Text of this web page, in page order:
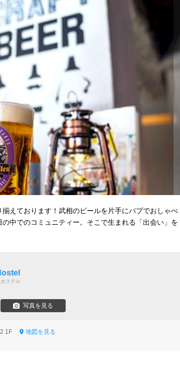
えております！武相のビールを片手にパプでおしゃべ
中でのコミュニティー。そこで生まれる「出会い」を
ステル
写真を見る
1F
地図を見る